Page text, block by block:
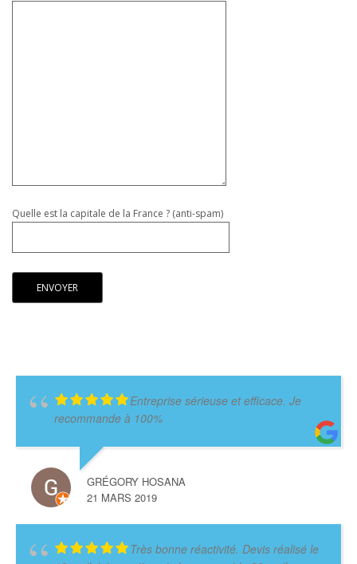
Quelle est la capitale de la France ? (anti-spam)
Entreprise sérieuse et efficace. Je
recommande à 100%
GRÉGORY HOSANA
21 MARS 2019
Très bonne réactivité. Devis réalisé le